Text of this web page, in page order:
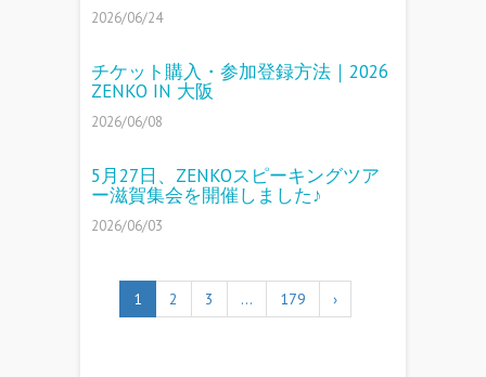
2026/06/24
チケット購入・参加登録方法｜2026
ZENKO IN 大阪
2026/06/08
5月27日、ZENKOスピーキングツア
ー滋賀集会を開催しました♪
2026/06/03
1 2 3 … 179 ›